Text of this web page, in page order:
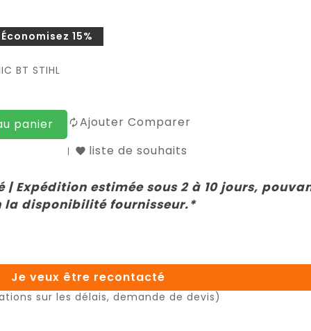
Économisez 15%
BT STIHL
panier
Ajouter Comparer
liste de souhaits
| Expédition estimée sous 2 à 10 jours,
la disponibilité fournisseur.*
Je veux être recontacté
sur les délais, demande de devis)